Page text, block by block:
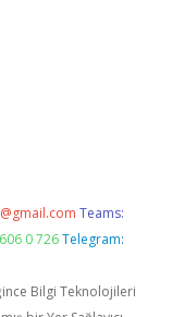
Teams:
0 726 Telegram:
Bilgi Teknolojileri